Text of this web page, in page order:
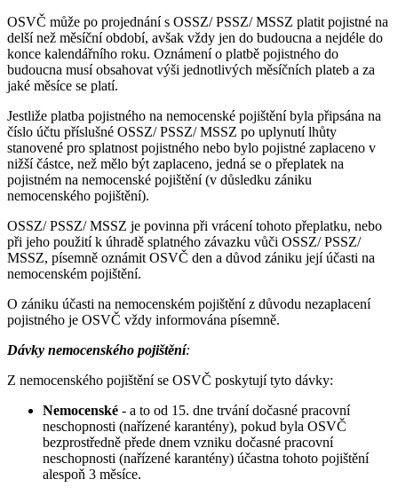
OSVČ může po projednání s OSSZ/ PSSZ/ MSSZ platit pojistné na
delší než měsíční období, avšak vždy jen do budoucna a nejdéle do
konce kalendářního roku. Oznámení o platbě pojistného do
budoucna musí obsahovat výši jednotlivých měsíčních plateb a za
jaké měsíce se platí.
Jestliže platba pojistného na nemocenské pojištění byla připsána na
číslo účtu příslušné OSSZ/ PSSZ/ MSSZ po uplynutí lhůty
stanovené pro splatnost pojistného nebo bylo pojistné zaplaceno v
nižší částce, než mělo být zaplaceno, jedná se o přeplatek na
pojistném na nemocenské pojištění (v důsledku zániku
nemocenského pojištění).
OSSZ/ PSSZ/ MSSZ je povinna při vrácení tohoto přeplatku, nebo
při jeho použití k úhradě splatného závazku vůči OSSZ/ PSSZ/
MSSZ, písemně oznámit OSVČ den a důvod zániku její účasti na
nemocenském pojištění.
O zániku účasti na nemocenském pojištění z důvodu nezaplacení
pojistného je OSVČ vždy informována písemně.
Dávky nemocenského pojištění:
Z nemocenského pojištění se OSVČ poskytují tyto dávky:
Nemocenské - a to od 15. dne trvání dočasné pracovní
neschopnosti (nařízené karantény), pokud byla OSVČ
bezprostředně přede dnem vzniku dočasné pracovní
neschopnosti (nařízené karantény) účastna tohoto pojištění
alespoň 3 měsíce.